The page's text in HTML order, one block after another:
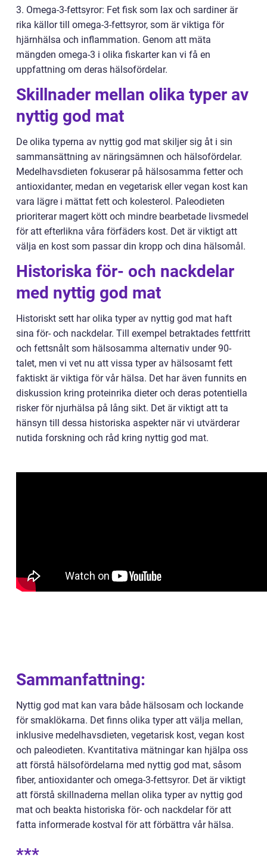
3. Omega-3-fettsyror: Fet fisk som lax och sardiner är
rika källor till omega-3-fettsyror, som är viktiga för
hjärnhälsa och inflammation. Genom att mäta
mängden omega-3 i olika fiskarter kan vi få en
uppfattning om deras hälsofördelar.
Skillnader mellan olika typer av
nyttig god mat
De olika typerna av nyttig god mat skiljer sig åt i sin
sammansättning av näringsämnen och hälsofördelar.
Medelhavsdieten fokuserar på hälsosamma fetter och
antioxidanter, medan en vegetarisk eller vegan kost kan
vara lägre i mättat fett och kolesterol. Paleodieten
prioriterar magert kött och mindre bearbetade livsmedel
för att efterlikna våra förfäders kost. Det är viktigt att
välja en kost som passar din kropp och dina hälsomål.
Historiska för- och nackdelar
med nyttig god mat
Historiskt sett har olika typer av nyttig god mat haft
sina för- och nackdelar. Till exempel betraktades fettfritt
och fettsnålt som hälsosamma alternativ under 90-
talet, men vi vet nu att vissa typer av hälsosamt fett
faktiskt är viktiga för vår hälsa. Det har även funnits en
diskussion kring proteinrika dieter och deras potentiella
risker för njurhälsa på lång sikt. Det är viktigt att ta
hänsyn till dessa historiska aspekter när vi utvärderar
nutida forskning och råd kring nyttig god mat.
Sammanfattning:
Nyttig god mat kan vara både hälsosam och lockande
för smaklökarna. Det finns olika typer att välja mellan,
inklusive medelhavsdieten, vegetarisk kost, vegan kost
och paleodieten. Kvantitativa mätningar kan hjälpa oss
att förstå hälsofördelarna med nyttig god mat, såsom
fiber, antioxidanter och omega-3-fettsyror. Det är viktigt
att förstå skillnaderna mellan olika typer av nyttig god
mat och beakta historiska för- och nackdelar för att
fatta informerade kostval för att förbättra vår hälsa.
***